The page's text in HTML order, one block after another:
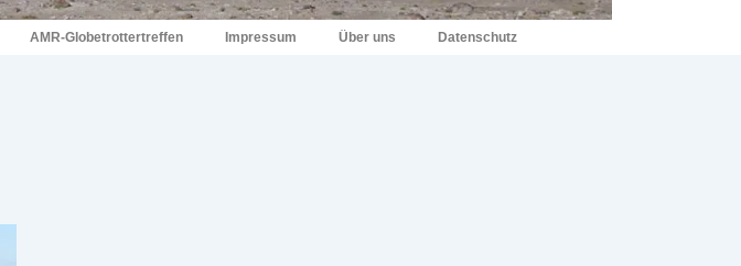
AMR-Globetrottertreffen Impressum Über uns Datenschutz